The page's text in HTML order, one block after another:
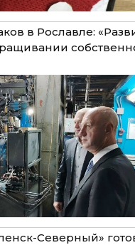
в Рославле:
Северный»